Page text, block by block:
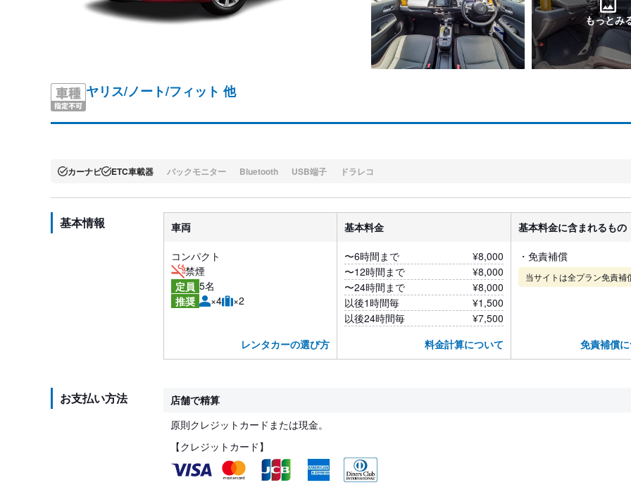
もっとみ
ヤリス/ノート/フィット 他
カーナビ ETC車載器 バックモニター Bluetooth USB端子 ドラレコ
基本情報 車両
コンパクト
禁煙
定員 5名
推奨
×4 ×2
レンタカーの選び方
基本料金
〜6時間まで
¥8,000
〜12時間まで
¥8,000
〜24時間まで
¥8,000
以後1時間毎
¥1,500
以後24時間毎
¥7,500
料金計算について
基本料金に含まれるもの
・免責補償
当サイトは全プラン免責補
免責補償
お支払い方法
店舗で精算
原則クレジットカードまたは現金。
【クレジットカード】